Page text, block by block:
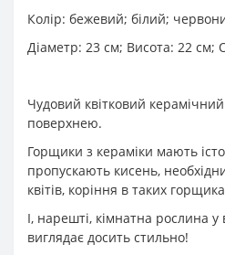
Колір: бежевий; білий;
Діаметр: 23 см; Висота: 22 см;
Чудовий квітковий
поверхнею.
Горщики з кераміки мають
пропускають кисень,
квітів, коріння в таких
І, нарешті, кімнатна рослина у
виглядає досить стильно!